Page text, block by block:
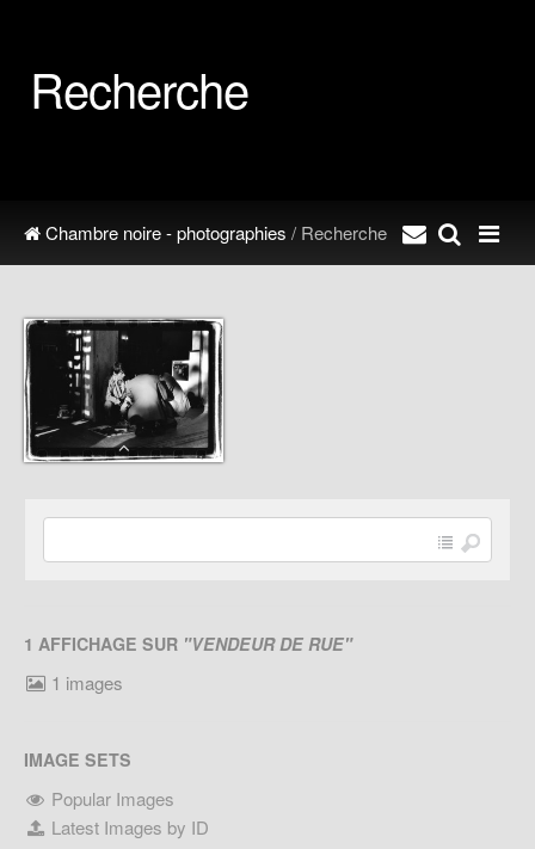
Recherche
Chambre noire - photographies / Recherche
1 AFFICHAGE SUR "VENDEUR DE RUE"
1 images
IMAGE SETS
Popular Images
Latest Images by ID